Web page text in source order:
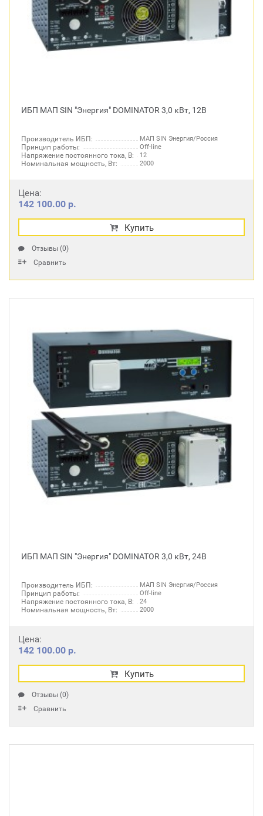
ИБП МАП SIN "Энергия" DOMINATOR 3,0 кВт, 12В
Производитель ИБП: МАП SIN Энергия/Россия
Принцип работы: Off-line
Напряжение постоянного тока, В: 12
Номинальная мощность, Вт: 2000
Цена:
142 100.00 р.
Купить
Отзывы (0)
Сравнить
ИБП МАП SIN "Энергия" DOMINATOR 3,0 кВт, 24В
Производитель ИБП: МАП SIN Энергия/Россия
Принцип работы: Off-line
Напряжение постоянного тока, В: 24
Номинальная мощность, Вт: 2000
Цена:
142 100.00 р.
Купить
Отзывы (0)
Сравнить